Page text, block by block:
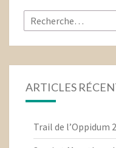
Rechercher :
ARTICLES
Trail de l’Oppidum